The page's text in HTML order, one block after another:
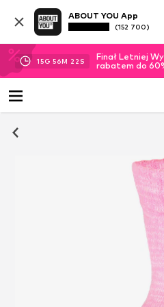
ABOUT YOU App
(152 700)
15G 56M 21 S
Finał Letniej
rabatem do